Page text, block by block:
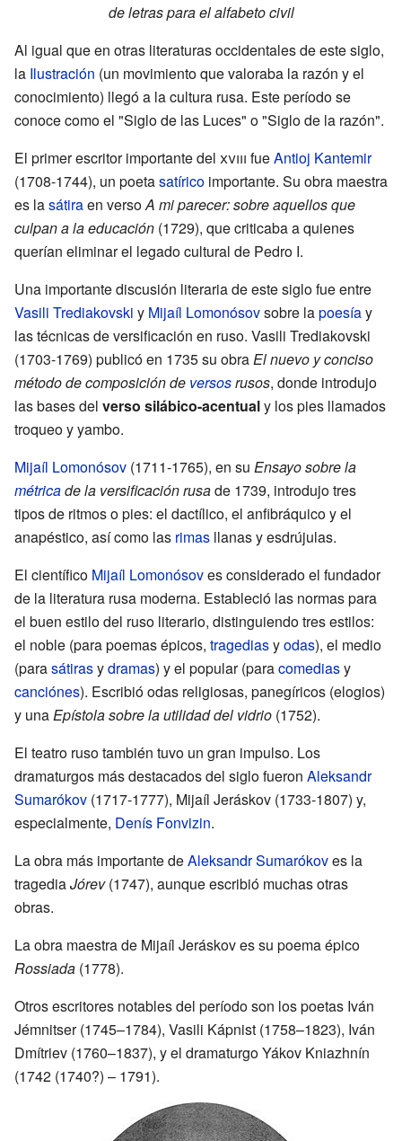
de letras para el alfabeto civil
Al igual que en otras literaturas occidentales de este siglo,
la Ilustración (un movimiento que valoraba la razón y el
conocimiento) llegó a la cultura rusa. Este período se
conoce como el "Siglo de las Luces" o "Siglo de la razón".
El primer escritor importante del xviii fueAntioj Kantemir
(1708-1744), un poetasatírico importante. Su obra maestra
es lasátiraen versoA mi parecer: sobre aquellos que
culpan a la educación (1729), que criticaba a quienes
querían eliminar el legado cultural de Pedro I.
Una importante discusión literaria de este siglo fue entre
Vasili Trediakovski y Mijaíl Lomonósovsobre lapoesíay
las técnicas de versificación en ruso. Vasili Trediakovski
(1703-1769) publicó en 1735 su obra El nuevo y conciso
método de composición de versosrusos, donde introdujo
las bases del verso silábico-acentualy los pies llamados
troqueo y yambo.
Mijaíl Lomonósov (1711-1765), en su Ensayo sobre la
métricade la versificación rusade 1739, introdujo tres
tipos de ritmos o pies: el dactílico, el anfibráquico y el
anapéstico, así como las rimas llanas y esdrújulas.
El científico Mijaíl Lomonósoves considerado el fundador
de la literatura rusa moderna. Estableció las normas para
el buen estilo del ruso literario, distinguiendo tres estilos:
el noble (para poemas épicos, tragediasyodas), el medio
(parasátirasydramas) y el popular (paracomediasy
canciónes). Escribió odas religiosas, panegíricos (elogios)
y una Epístola sobre la utilidad del vidrio (1752).
El teatro ruso también tuvo un gran impulso. Los
dramaturgos más destacados del siglo fueron Aleksandr
Sumarókov (1717-1777), Mijaíl Jeráskov (1733-1807) y,
especialmente, Denís Fonvizin.
La obra más importante deAleksandr Sumarókoves la
tragediaJórev(1747), aunque escribió muchas otras
obras.
La obra maestra de Mijaíl Jeráskov es su poema épico
Rossiada (1778).
Otros escritores notables del período son los poetas Iván
Jémnitser (1745–1784), Vasili Kápnist (1758–1823), Iván
Dmítriev (1760–1837), y el dramaturgo Yákov Kniazhnín
(1742 (1740?) – 1791).